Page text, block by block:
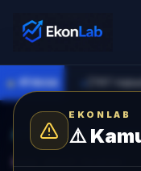
EKONLAB
⚠️
● PİYASA
AI Fon Radar kap